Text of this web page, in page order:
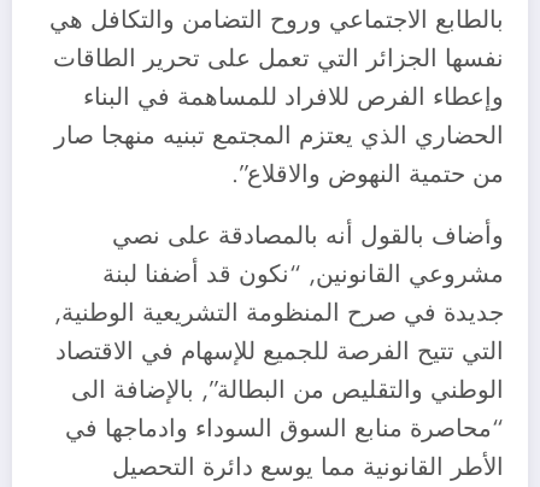
بالطابع الاجتماعي وروح التضامن والتكافل هي
نفسها الجزائر التي تعمل على تحرير الطاقات
وإعطاء الفرص للافراد للمساهمة في البناء
الحضاري الذي يعتزم المجتمع تبنيه منهجا صار
من حتمية النهوض والاقلاع”.
وأضاف بالقول أنه بالمصادقة على نصي
مشروعي القانونين, “نكون قد أضفنا لبنة
جديدة في صرح المنظومة التشريعية الوطنية,
التي تتيح الفرصة للجميع للإسهام في الاقتصاد
الوطني والتقليص من البطالة”, بالإضافة الى
“محاصرة منابع السوق السوداء وادماجها في
الأطر القانونية مما يوسع دائرة التحصيل